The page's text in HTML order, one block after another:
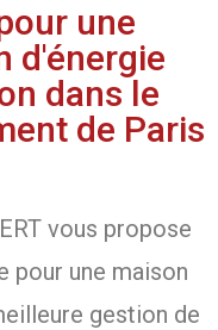
une
d'énergie
dans le
de Paris
vous propose
pour une maison
gestion de